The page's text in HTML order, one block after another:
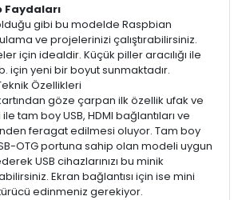
Faydaları
gibi bu modelde Raspbian
ve projelerinizi çalıştırabilirsiniz.
için idealdir. Küçük piller aracılığı ile
için yeni bir boyut sunmaktadır.
Özellikleri
göze çarpan ilk özellik ufak ve
tam boy USB, HDMI bağlantıları ve
feragat edilmesi oluyor. Tam boy
OTG portuna sahip olan modeli uygun
USB cihazlarınızı bu minik
Ekran bağlantısı için ise mini
edinmeniz gerekiyor.